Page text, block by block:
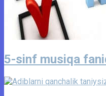
5-sinf musiqa